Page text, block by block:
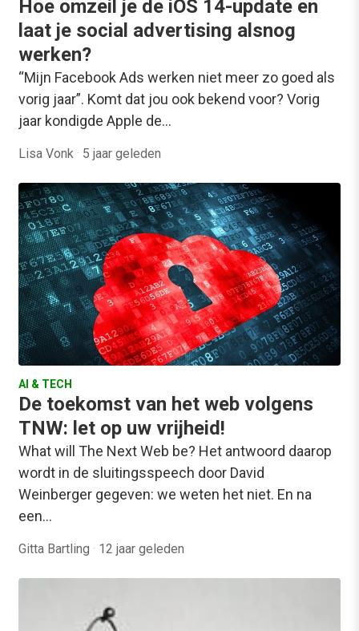
Hoe omzeil je de iOS 14-update en
laat je social advertising alsnog
werken?
“Mijn Facebook Ads werken niet meer zo goed als
vorig jaar”. Komt dat jou ook bekend voor? Vorig
jaar kondigde Apple de…
Lisa Vonk · 5 jaar geleden
AI & TECH
De toekomst van het web volgens
TNW: let op uw vrijheid!
What will The Next Web be? Het antwoord daarop
wordt in de sluitingsspeech door David
Weinberger gegeven: we weten het niet. En na
een…
Gitta Bartling · 12 jaar geleden